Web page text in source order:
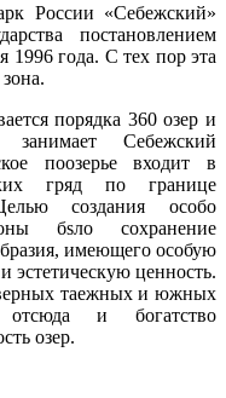
России «Себежский»
постановлением
1996 года. С тех пор эта
порядка 360 озер и
занимает Себежский
поозерье входит в
гряд по границе
создания особо
бsло сохранение
имеющего особую
эстетическую ценность.
таежных и южных
отсюда и богатство
озер.